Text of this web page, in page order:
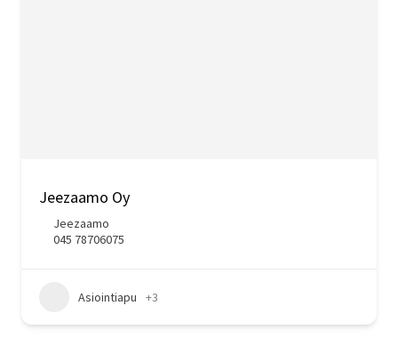
Jeezaamo Oy
Jeezaamo
045 78706075
Asiointiapu +3